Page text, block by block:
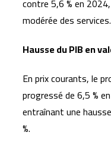
modérée des services.
Hausse du PIB en
En prix courants, le
progressé de 6,5 %
entraînant une
%.